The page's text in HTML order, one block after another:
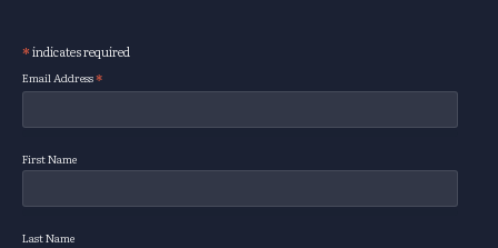
Subscribe
*indicates required
Email Address*
First Name
Last Name